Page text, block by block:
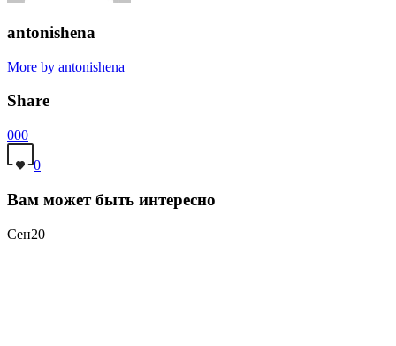
antonishena
More by antonishena
Share
000
0
Вам может быть интересно
Сен20